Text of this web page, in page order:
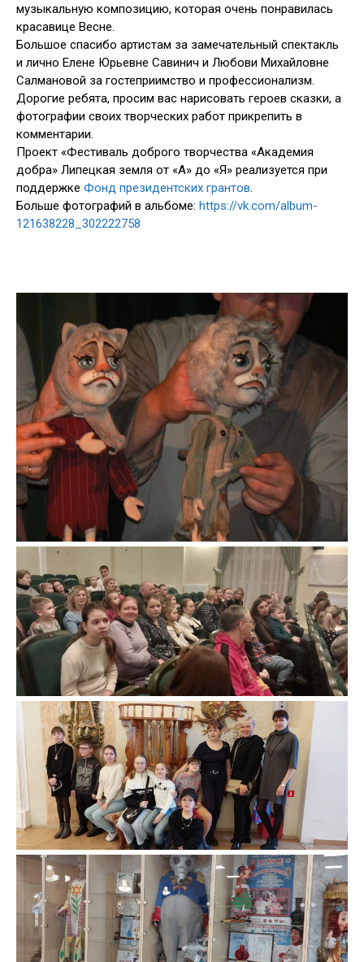
музыкальную композицию, которая очень понравилась
красавице Весне.
Большое спасибо артистам за замечательный спектакль
и лично Елене Юрьевне Савинич и Любови Михайловне
Салмановой за гостеприимство и профессионализм.
Дорогие ребята, просим вас нарисовать героев сказки, а
фотографии своих творческих работ прикрепить в
комментарии.
Проект «Фестиваль доброго творчества «Академия
добра» Липецкая земля от «А» до «Я» реализуется при
поддержке Фонд президентских грантов.
Больше фотографий в альбоме: https://vk.com/album-
121638228_302222758